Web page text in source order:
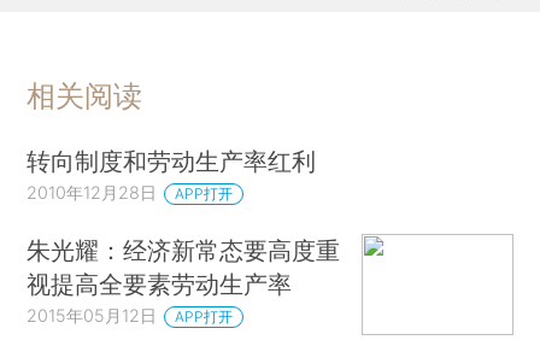
相关阅读
转向制度和劳动生产率红利
2010年12月28日 APP打开
朱光耀：经济新常态要高度重
视提高全要素劳动生产率
2015年05月12日 APP打开